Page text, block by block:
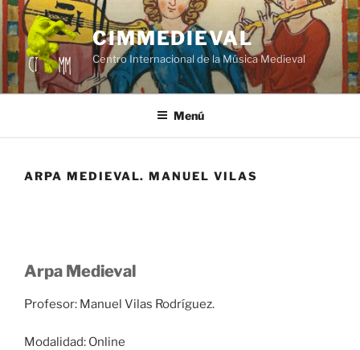
Saltar
al
contenido
CIMMEDIEVAL
Centro Internacional de la Música Medieval
Menú
ARPA MEDIEVAL. MANUEL VILAS
Arpa Medieval
Profesor: Manuel Vilas Rodríguez.
Modalidad: Online